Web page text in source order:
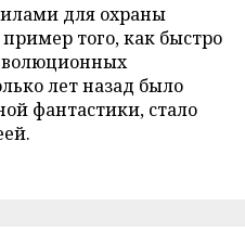
для охраны
того, как быстро
лет назад было
фантастики, стало